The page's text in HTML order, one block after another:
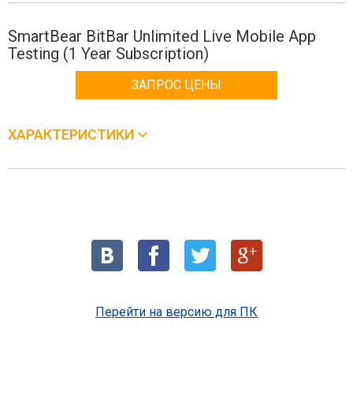
SmartBear BitBar Unlimited Live Mobile App
Testing (1 Year Subscription)
ЗАПРОС ЦЕНЫ
ХАРАКТЕРИСТИКИ
Перейти на версию для ПК